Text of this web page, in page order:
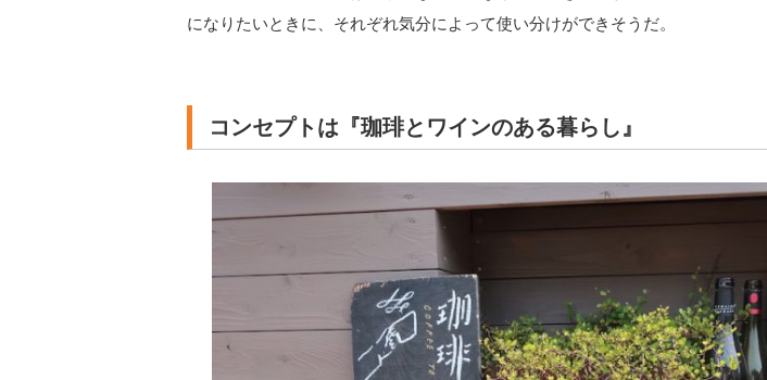
になりたいときに、それぞれ気分によって使い分けができそうだ。
コンセプトは『珈琲とワインのある暮らし』